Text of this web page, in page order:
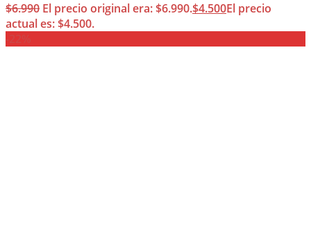
$6.990 El precio original era: $6.990.$4.500El precio
actual es: $4.500.